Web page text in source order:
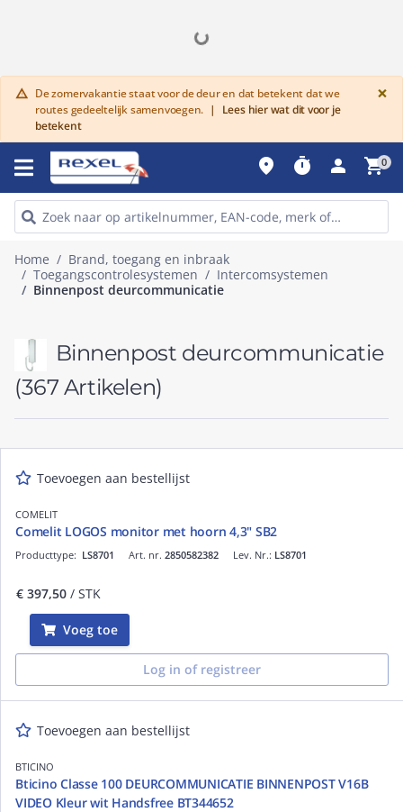
warning De zomervakantie staat voor de deur en dat betekent dat we
routes gedeeltelijk samenvoegen. |
Lees hier wat dit voor je
betekent
×
place timer person shopping_cart0
Home
Brand, toegang en inbraak
Toegangscontrolesystemen
Intercomsystemen
Binnenpost deurcommunicatie
Binnenpost deurcommunicatie
(367 Artikelen)
Toevoegen aan bestellijst
COMELIT
Comelit LOGOS monitor met hoorn 4,3" SB2
Art. nr. 2850582382
Producttype: LS8701 Lev. Nr.: LS8701
€ 397,50 / STK
Voeg toe
Log in of registreer
Toevoegen aan bestellijst
BTICINO
Bticino Classe 100 DEURCOMMUNICATIE BINNENPOST V16B
VIDEO Kleur wit Handsfree BT344652